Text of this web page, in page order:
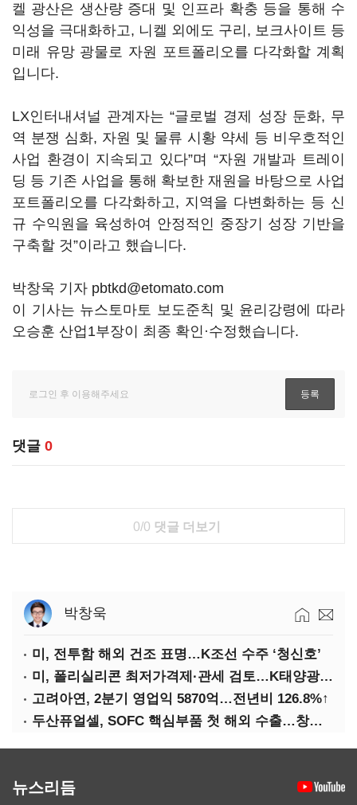
켈 광산은 생산량 증대 및 인프라 확충 등을 통해 수
익성을 극대화하고, 니켈 외에도 구리, 보크사이트 등
미래 유망 광물로 자원 포트폴리오를 다각화할 계획
입니다.
LX인터내셔널 관계자는 “글로벌 경제 성장 둔화, 무
역 분쟁 심화, 자원 및 물류 시황 약세 등 비우호적인
사업 환경이 지속되고 있다”며 “자원 개발과 트레이
딩 등 기존 사업을 통해 확보한 재원을 바탕으로 사업
포트폴리오를 다각화하고, 지역을 다변화하는 등 신
규 수익원을 육성하여 안정적인 중장기 성장 기반을
구축할 것”이라고 했습니다.
박창욱 기자 pbtkd@etomato.com
이 기사는 뉴스토마토 보도준칙 및 윤리강령에 따라
오승훈 산업1부장이 최종 확인·수정했습니다.
댓글 0
0/0 댓글 더보기
박창욱
미, 전투함 해외 건조 표명…K조선 수주 ‘청신호’
미, 폴리실리콘 최저가격제·관세 검토…K태양광 입지 확대 기대
고려아연, 2분기 영업익 5870억…전년비 126.8%↑
두산퓨얼셀, SOFC 핵심부품 첫 해외 수출…창사 이래 최대 규모
뉴스리듬